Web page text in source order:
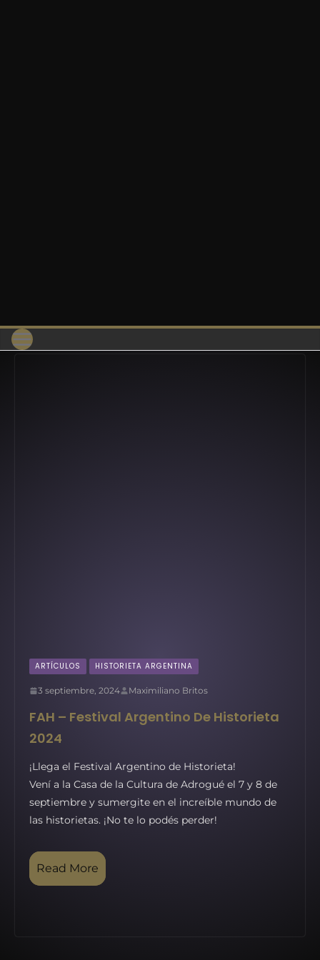
ARTÍCULOS HISTORIETA ARGENTINA
3 septiembre, 2024 Maximiliano Britos
FAH – Festival Argentino De Historieta
2024
¡Llega el Festival Argentino de Historieta!
Vení a la Casa de la Cultura de Adrogué el 7 y 8 de
septiembre y sumergite en el increíble mundo de
las historietas. ¡No te lo podés perder!
Read More